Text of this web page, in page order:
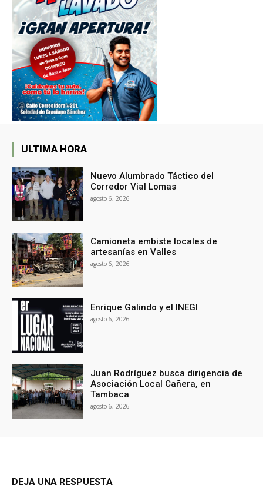
ULTIMA HORA
Nuevo Alumbrado Táctico del
Corredor Vial Lomas
agosto 6, 2026
Camioneta embiste locales de
artesanías en Valles
agosto 6, 2026
Enrique Galindo y el INEGI
agosto 6, 2026
Juan Rodríguez busca dirigencia de
Asociación Local Cañera, en
Tambaca
agosto 6, 2026
DEJA UNA RESPUESTA